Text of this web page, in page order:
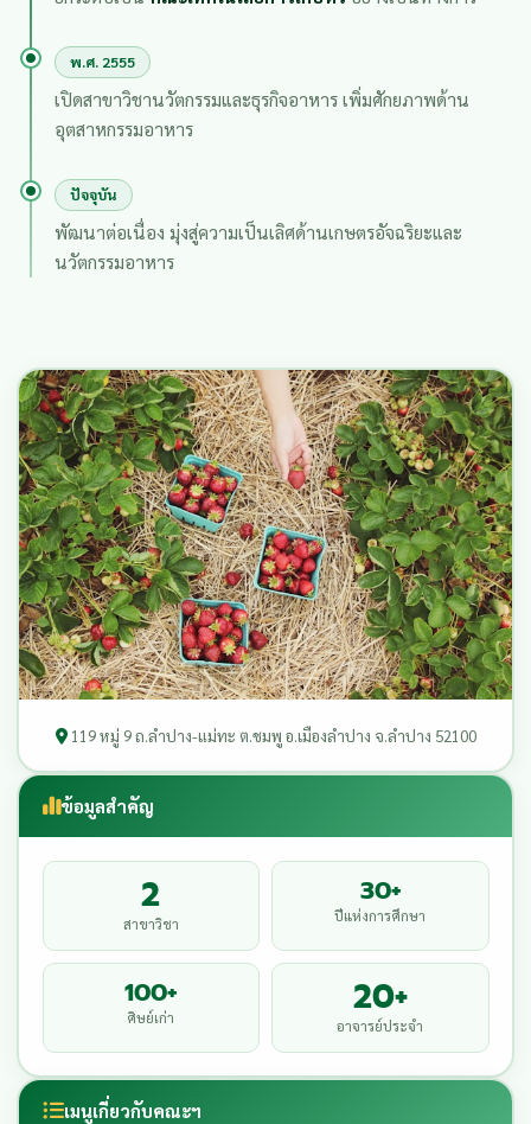
พ.ศ. 2555
เปิดสาขาวิชานวัตกรรมและธุรกิจอาหาร เพิ่มศักยภาพด้าน
อุตสาหกรรมอาหาร
ปัจจุบัน
พัฒนาต่อเนื่อง มุ่งสู่ความเป็นเลิศด้านเกษตรอัจฉริยะและ
นวัตกรรมอาหาร
119 หมู่ 9 ถ.ลำปาง-แม่ทะ ต.ชมพู อ.เมืองลำปาง จ.ลำปาง 52100
ข้อมูลสำคัญ
2
สาขาวิชา
30+
ปีแห่งการศึกษา
100+
ศิษย์เก่า 20+
อาจารย์ประจำ
เมนูเกี่ยวกับคณะฯ